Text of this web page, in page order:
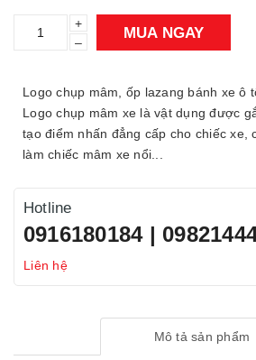
+
–
MUA NGAY
Logo chụp mâm, ốp lazang bánh xe ô
Logo chụp mâm xe là vật dụng được
tạo điểm nhấn đẳng cấp cho chiếc xe,
làm chiếc mâm xe nổi...
Hotline
0916180184 |
Liên hệ
Mô tả sản phẩm